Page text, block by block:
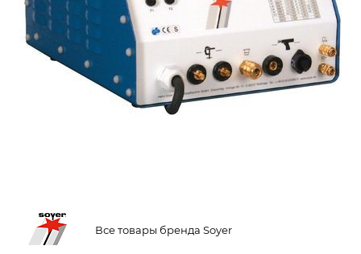
Все товары бренда Soyer